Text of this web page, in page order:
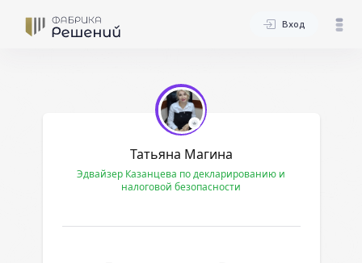
Вход
Татьяна Магина
Эдвайзер Казанцева по декларированию и
налоговой безопасности